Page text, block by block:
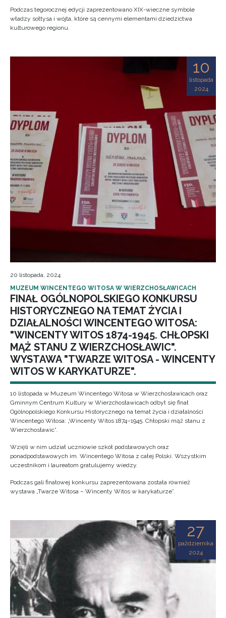
Podczas tegorocznej edycji zaprezentowano XIX-wieczne symbole
władzy sołtysa i wójta, które są cennymi elementami dziedzictwa
kulturowego regionu.
10
listopada
2024
20 listopada, 2024
MUZEUM WINCENTEGO WITOSA W WIERZCHOSŁAWICACH
FINAŁ OGÓLNOPOLSKIEGO KONKURSU
HISTORYCZNEGO NA TEMAT ŻYCIA I
DZIAŁALNOŚCI WINCENTEGO WITOSA:
"WINCENTY WITOS 1874-1945. CHŁOPSKI
MĄŻ STANU Z WIERZCHOSŁAWIC".
WYSTAWA "TWARZE WITOSA - WINCENTY
WITOS W KARYKATURZE".
10 listopada w Muzeum Wincentego Witosa w Wierzchosławicach oraz
Gminnym Centrum Kultury w Wierzchosławicach odbył się finał
Ogólnopolskiego Konkursu Historycznego na temat życia i działalności
Wincentego Witosa: „Wincenty Witos 1874–1945. Chłopski mąż stanu z
Wierzchosławic”.
Wzięli w nim udział uczniowie szkół podstawowych oraz
ponadpodstawowych im. Wincentego Witosa z całej Polski. Wszystkim
uczestnikom i laureatom gratulujemy wiedzy.
Podczas gali finałowej konkursu zaprezentowana została również
wystawa „Twarze Witosa – Wincenty Witos w karykaturze”.
27
października
2024